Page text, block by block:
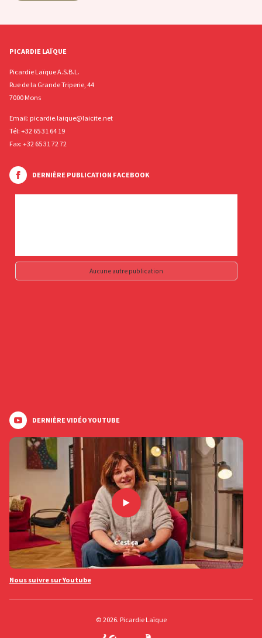
PICARDIE LAÏQUE
Picardie Laïque A.S.B.L.
Rue de la Grande Triperie, 44
7000 Mons
Email: picardie.laique@laicite.net
Tél: +32 65 31 64 19
Fax: +32 65 31 72 72
DERNIÈRE PUBLICATION FACEBOOK
Aucune autre publication
DERNIÈRE VIDÉO YOUTUBE
Nous suivre sur Youtube
© 2026. Picardie Laïque